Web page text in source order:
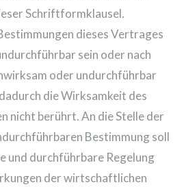
Schriftformklausel.
dieses Vertrages
sein oder nach
oder undurchführbar
die Wirksamkeit des
nicht berührt. An die Stelle der
Bestimmung soll
und durchführbare Regelung
der wirtschaftlichen